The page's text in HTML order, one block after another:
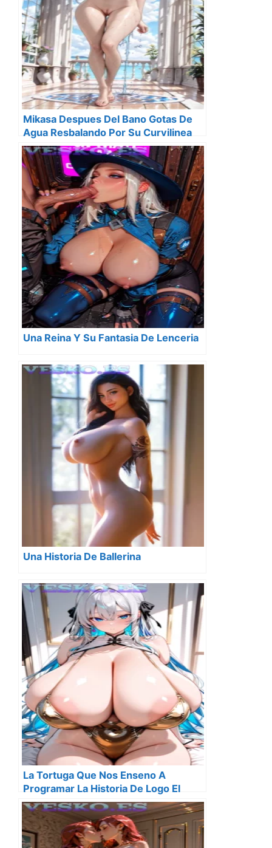
Mikasa Despues Del Bano Gotas De
Agua Resbalando Por Su Curvilinea
Figura
Una Reina Y Su Fantasia De Lenceria
Una Historia De Ballerina
La Tortuga Que Nos Enseno A
Programar La Historia De Logo El
Primer Lenguaje De Programacion
Disenado Para Ninos